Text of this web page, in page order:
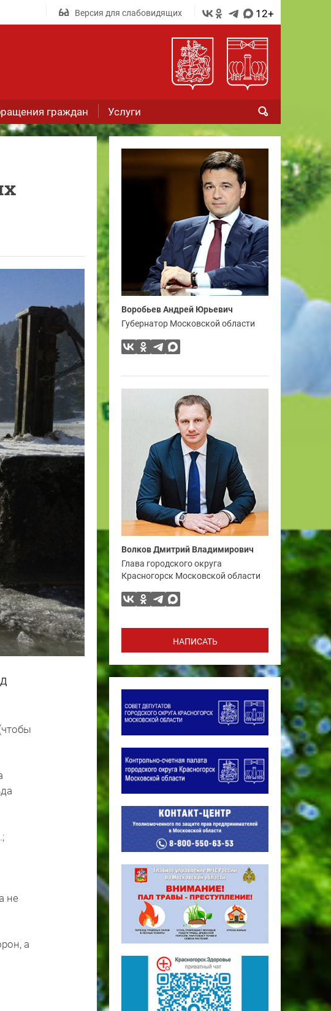
Версия для слабовидящих 12+
граждан Услуги
не
а
Воробьев Андрей Юрьевич
Губернатор Московской области
Волков Дмитрий Владимирович
Глава городского округа
Красногорск Московской области
НАПИСАТЬ